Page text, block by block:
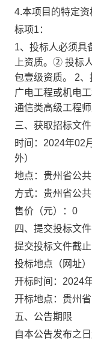
4.本项目的特定资
标项1：
1、投标人必须具
上资质。② 投标
包壹级资质。 2
广电工程或机电
通信类高级工程师
三、获取招标文件
时间： 2024年02
外）
地点： 贵州省公
方式： 贵州省公
售价（元）： 0
四、提交投标文
提交投标文件截止
投标地点（网址）
开标时间： 2024
开标地点： 贵州
五、公告期限
自本公告发布之